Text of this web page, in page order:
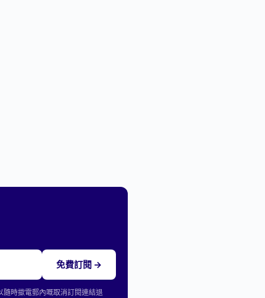
免費訂閱 →
時撳電郵內嘅取消訂閱連結退